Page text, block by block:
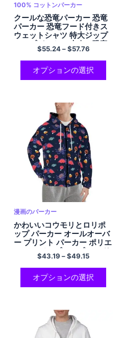
100% コットンパーカー
クールな恐竜パーカー 恐竜
パーカー 恐竜フード付きス
ウェットシャツ 特大ジップ
アップパーカー 大人の恐竜
パーカー 100% コットン コ
ンフォート EU サイズ パー
カー マルチカラー
$55.24–$57.76
オプションの選択
漫画のパーカー
かわいいコウモリとロリポ
ップ パーカー オールオーバ
ー プリント パーカー ポリエ
ステル ジップアップ フード
付き スウェットシャツ ハロ
ウィン パーカー
$43.19 –$49.15
オプションの選択